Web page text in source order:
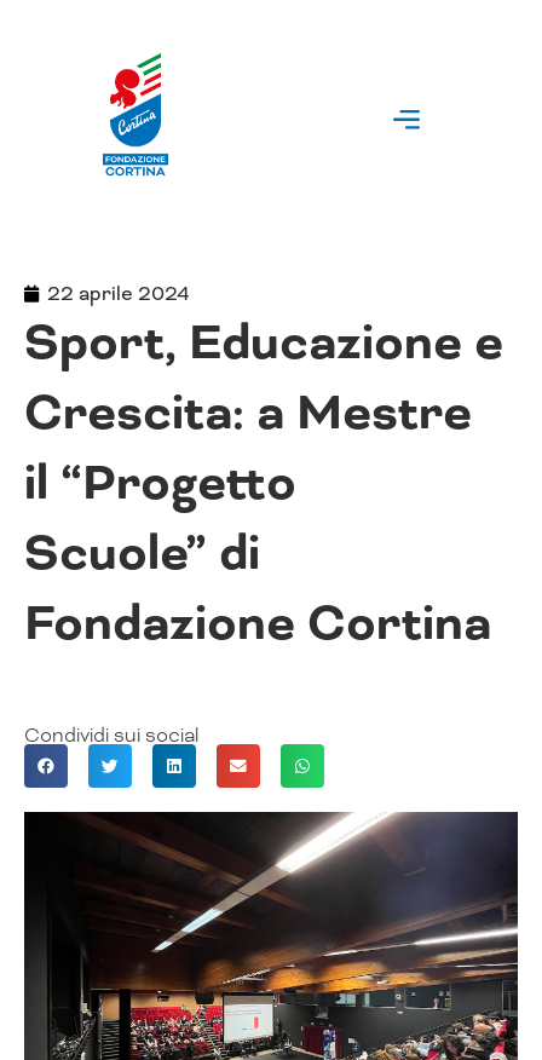
22 aprile 2024
Sport, Educazione e
Crescita: a Mestre
il “Progetto
Scuole” di
Fondazione Cortina
Condividi sui social